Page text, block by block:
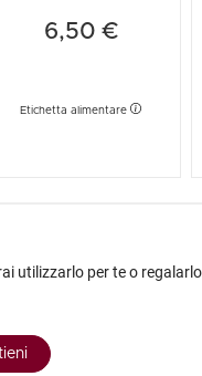
6,50 €
Etichetta alimentare
utilizzarlo per te o